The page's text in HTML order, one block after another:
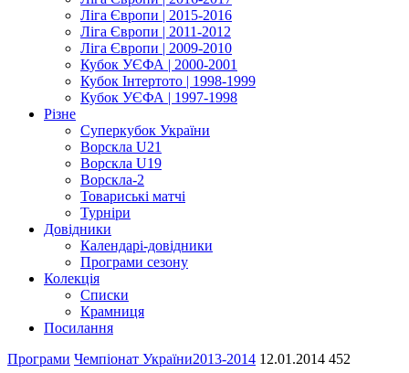
Ліга Європи | 2015-2016
Ліга Європи | 2011-2012
Ліга Європи | 2009-2010
Кубок УЄФА | 2000-2001
Кубок Інтертото | 1998-1999
Кубок УЄФА | 1997-1998
Різне
Суперкубок України
Ворскла U21
Ворскла U19
Ворскла-2
Товариські матчі
Турніри
Довідники
Календарі-довідники
Програми сезону
Колекція
Списки
Крамниця
Посилання
Програми Чемпіонат України2013-2014 12.01.2014 452